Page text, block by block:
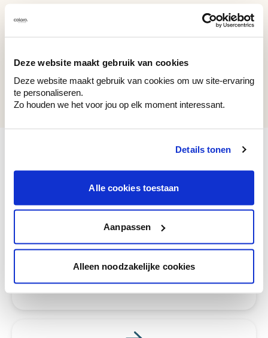
Deze website maakt gebruik van cookies
Deze website maakt gebruik van cookies om uw site-ervaring
te personaliseren.
Zo houden we het voor jou op elk moment interessant.
Details tonen
Alle cookies toestaan
Aanpassen
Alleen noodzakelijke cookies
Recent bekeken kleuren
CK C 24-D
CK C 24-D
Bekijk je kleur in de winkel
Ontdek er kleurechte stalen van je
te verfijnen.
Krijg persoonlijk advies om kleuren te
combineren.